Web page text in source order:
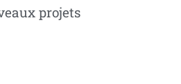
projets